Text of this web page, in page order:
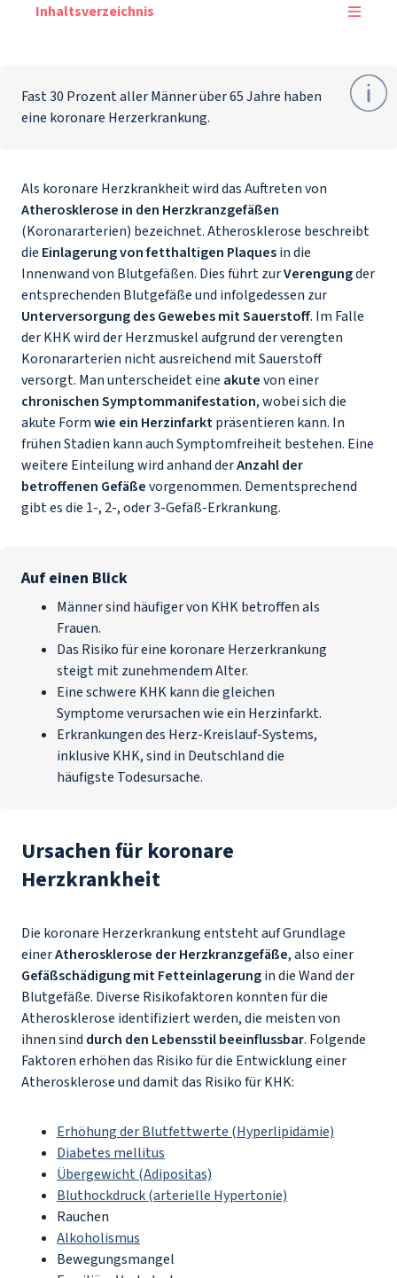
Inhaltsverzeichnis
Fast 30 Prozent aller Männer über 65 Jahre haben
eine koronare Herzerkrankung.
Als koronare Herzkrankheit wird das Auftreten von
Atherosklerose in den Herzkranzgefäßen
(Koronararterien) bezeichnet. Atherosklerose beschreibt
die Einlagerung von fetthaltigen Plaquesin die
Innenwand von Blutgefäßen. Dies führt zurVerengungder
entsprechenden Blutgefäße und infolgedessen zur
Unterversorgung des Gewebes mit Sauerstoff. Im Falle
der KHK wird der Herzmuskel aufgrund der verengten
Koronararterien nicht ausreichend mit Sauerstoff
versorgt. Man unterscheidet eine akutevon einer
chronischen Symptommanifestation, wobei sich die
akute Formwie ein Herzinfarktpräsentieren kann. In
frühen Stadien kann auch Symptomfreiheit bestehen. Eine
weitere Einteilung wird anhand derAnzahl der
betroffenen Gefäßevorgenommen. Dementsprechend
gibt es die 1-, 2-, oder 3-Gefäß-Erkrankung.
Auf einen Blick
Männer sind häufiger von KHK betroffen als
Frauen.
Das Risiko für eine koronare Herzerkrankung
steigt mit zunehmendem Alter.
Eine schwere KHK kann die gleichen
Symptome verursachen wie ein Herzinfarkt.
Erkrankungen des Herz-Kreislauf-Systems,
inklusive KHK, sind in Deutschland die
häufigste Todesursache.
Ursachen für koronare
Herzkrankheit
Die koronare Herzerkrankung entsteht auf Grundlage
einerAtherosklerose der Herzkranzgefäße, also einer
Gefäßschädigung mit Fetteinlagerungin die Wand der
Blutgefäße. Diverse Risikofaktoren konnten für die
Atherosklerose identifiziert werden, die meisten von
ihnen sind durch den Lebensstil beeinflussbar. Folgende
Faktoren erhöhen das Risiko für die Entwicklung einer
Atherosklerose und damit das Risiko für KHK:
Erhöhung der Blutfettwerte (Hyperlipidämie)
Diabetes mellitus
Übergewicht (Adipositas)
Bluthockdruck (arterielle Hypertonie)
Rauchen
Alkoholismus
Bewegungsmangel